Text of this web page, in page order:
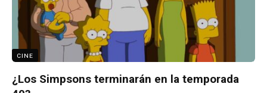
CINE
¿Los Simpsons terminarán en la temporada